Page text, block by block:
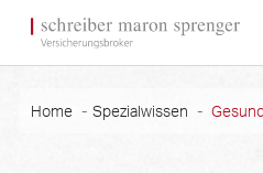
Home Spezialwissen